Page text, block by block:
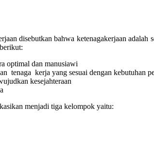
disebutkan bahwa ketenagakerjaan adalah
optimal dan manusiawi
tenaga kerja yang sesuai dengan kebutuhan
kesejahteraan
menjadi tiga kelompok yaitu: